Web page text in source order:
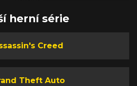
herní série
Creed
Theft Auto